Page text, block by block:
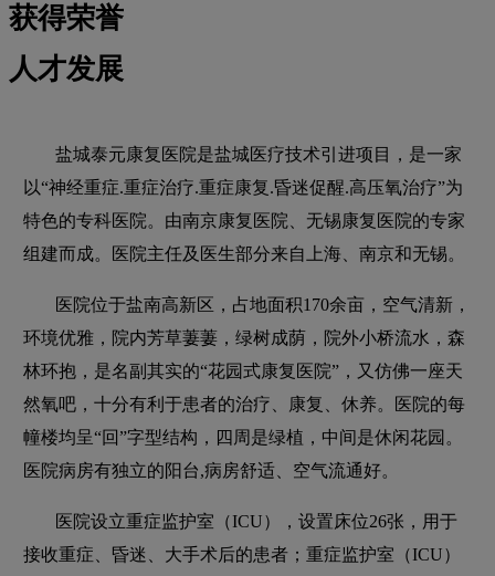
获得荣誉
人才发展
盐城泰元康复医院是盐城医疗技术引进项目，是一家
以“神经重症.重症治疗.重症康复.昏迷促醒.高压氧治疗”为
特色的专科医院。由南京康复医院、无锡康复医院的专家
组建而成。医院主任及医生部分来自上海、南京和无锡。
医院位于盐南高新区，占地面积170余亩，空气清新，
环境优雅，院内芳草萋萋，绿树成荫，院外小桥流水，森
林环抱，是名副其实的“花园式康复医院”，又仿佛一座天
然氧吧，十分有利于患者的治疗、康复、休养。医院的每
幢楼均呈“回”字型结构，四周是绿植，中间是休闲花园。
医院病房有独立的阳台,病房舒适、空气流通好。
医院设立重症监护室（ICU），设置床位26张，用于
接收重症、昏迷、大手术后的患者；重症监护室（ICU）